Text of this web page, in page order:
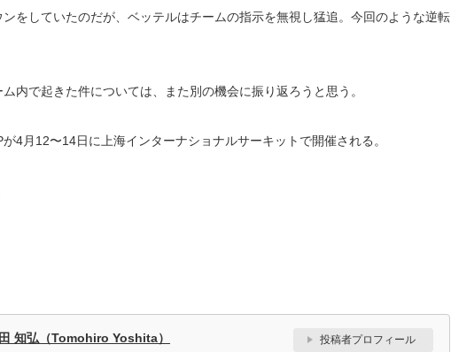
ンをしていたのだが、ベッテルはチームの指示を無視し猛追。今回のような逆転
内で起きた件については、また別の機会に振り返ろうと思う。
4月12〜14日に上海インターナショナルサーキットで開催される。
知弘（Tomohiro Yoshita） 投稿者プロフィール